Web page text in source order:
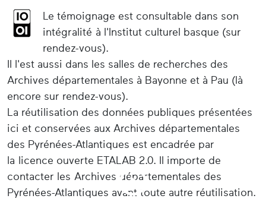
Le témoignage est consultable dans son
intégralité à l'Institut culturel basque (sur
rendez-vous).
Il l'est aussi dans les salles de recherches des
Archives départementales à Bayonne et à Pau (là
encore sur rendez-vous).
La réutilisation des données publiques présentées
ici et conservées aux Archives départementales
des Pyrénées-Atlantiques est encadrée par
la licence ouverte ETALAB 2.0. Il importe de
contacter les Archives départementales des
Pyrénées-Atlantiques avant toute autre réutilisation.